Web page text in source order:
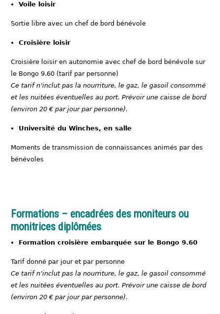
Voile loisir
Sortie libre avec un chef de bord bénévole
Croisière loisir
Croisière loisir en autonomie avec chef de bord bénévole sur
le Bongo 9.60 (tarif par personne)
Ce tarif n’inclut pas la nourriture, le gaz, le gasoil consommé
et les nuitées éventuelles au port. Prévoir une caisse de bord
(environ 20 € par jour par personne).
Université du Winches, en salle
Moments de transmission de connaissances animés par des
bénévoles
Formations – encadrées des moniteurs ou
monitrices diplômées
Formation croisière embarquée sur le Bongo 9.60
Tarif donné par jour et par personne
Ce tarif n’inclut pas la nourriture, le gaz, le gasoil consommé
et les nuitées éventuelles au port. Prévoir une caisse de bord
(environ 20 € par jour par personne).